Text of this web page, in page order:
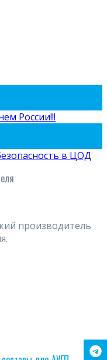
России!!!
в ЦОД
производитель